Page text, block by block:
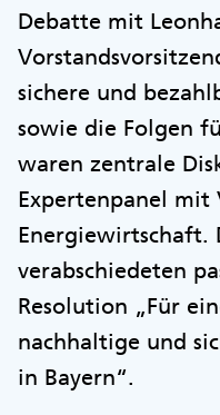
Debatte mit
sichere und
sowie die Folgen
waren zentrale
Expertenpanel
Energiewirtschaft.
verabschiedeten
Resolution „Für
nachhaltige und
in Bayern“.